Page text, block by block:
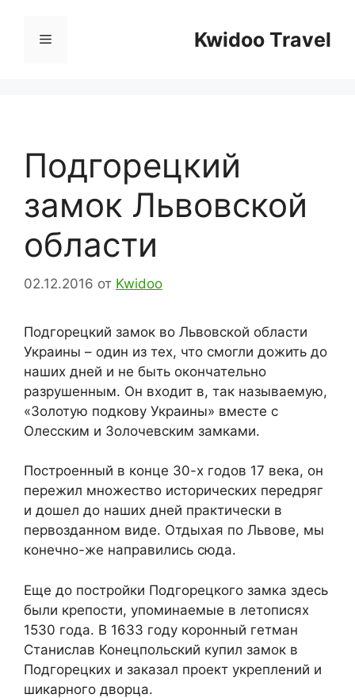
содержимому
Kwidoo Travel
Меню
Подгорецкий
замок Львовской
области
02.12.2016 от Kwidoo
Подгорецкий замок во Львовской области
Украины – один из тех, что смогли дожить до
наших дней и не быть окончательно
разрушенным. Он входит в, так называемую,
«Золотую подкову Украины» вместе с
Олесским и Золочевским замками.
Построенный в конце 30-х годов 17 века, он
пережил множество исторических передряг
и дошел до наших дней практически в
первозданном виде. Отдыхая по Львове, мы
конечно-же направились сюда.
Еще до постройки Подгорецкого замка здесь
были крепости, упоминаемые в летописях
1530 года. В 1633 году коронный гетман
Станислав Конецпольский купил замок в
Подгорецких и заказал проект укреплений и
шикарного дворца.